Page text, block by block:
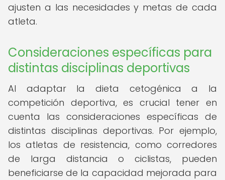
ajusten a las necesidades y metas de cada
atleta.
Consideraciones específicas para
distintas disciplinas deportivas
Al adaptar la dieta cetogénica a la
competición deportiva, es crucial tener en
cuenta las consideraciones específicas de
distintas disciplinas deportivas. Por ejemplo,
los atletas de resistencia, como corredores
de larga distancia o ciclistas, pueden
beneficiarse de la capacidad mejorada para